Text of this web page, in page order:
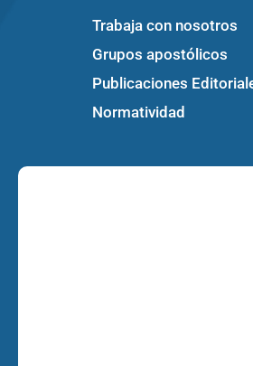
Trabaja con nosotros
Grupos apostólicos
Publicaciones
Normatividad